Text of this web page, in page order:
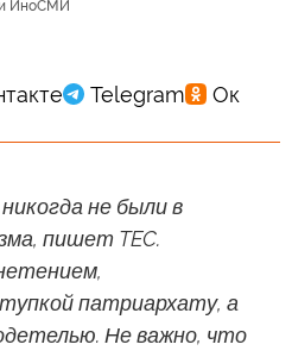
ИноСМИ
не были в
пишет TEC.
патриархату, а
Не важно, что